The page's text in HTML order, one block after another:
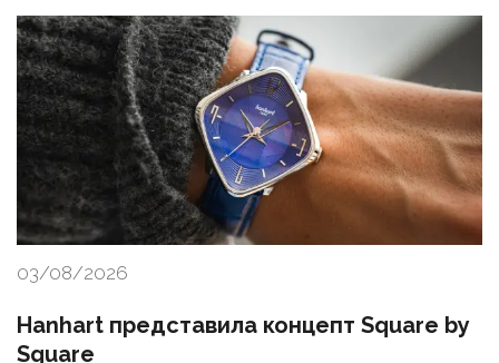
03/08/2026
Hanhart представила концепт Square by
Square